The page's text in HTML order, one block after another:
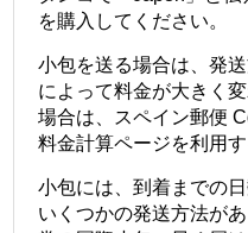
を購入してください。
小包を送る場合は、発
によって料金が大きく
場合は、スペイン郵便
料金計算ページを利用す
小包には、到着までの
いくつかの発送方法が